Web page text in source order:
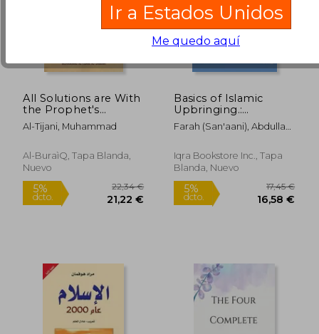
5%
All Solutions are With
the Prophet's
Progeny (en Inglés)
Al-Tijani, Muhammad
Al-BuraìQ, Tapa Blanda,
Nuevo
Basics of Islamic
Upbringing.:
Questions & Answers.
Part I & II (en Inglés)
Farah (San'aani), Abdullahi
Iqra Bookstore Inc., Tapa
Blanda, Nuevo
Ir a Estados Unidos
Me quedo aquí